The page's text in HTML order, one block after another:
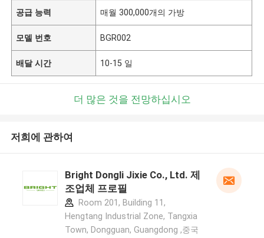
공급 능력 매월 300,000개의 가방
모델 번호 BGR002
배달 시간 10-15 일
더 많은 것을 전망하십시오
저희에 관하여
Bright Dongli Jixie Co., Ltd. 제
조업체 프로필
Room 201, Building 11,
Hengtang Industrial Zone, Tangxia
Town, Dongguan, Guangdong ,중국